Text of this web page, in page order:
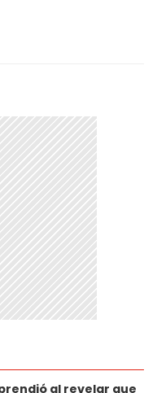
al revelar que